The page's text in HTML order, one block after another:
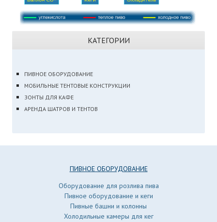
КАТЕГОРИИ
ПИВНОЕ ОБОРУДОВАНИЕ
МОБИЛЬНЫЕ ТЕНТОВЫЕ КОНСТРУКЦИИ
ЗОНТЫ ДЛЯ КАФЕ
АРЕНДА ШАТРОВ И ТЕНТОВ
ПИВНОЕ ОБОРУДОВАНИЕ
Оборудование для розлива пива
Пивное оборудование и кеги
Пивные башни и колонны
Холодильные камеры для кег